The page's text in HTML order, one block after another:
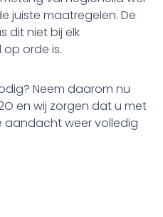
juiste maatregelen. De
dit niet bij elk
orde is.
Neem daarom nu
en wij zorgen dat u met
weer volledig